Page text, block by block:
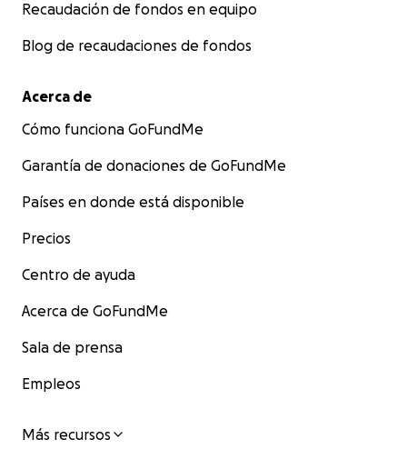
Recaudación de fondos en equipo
Blog de recaudaciones de fondos
Acerca de
Cómo funciona GoFundMe
Garantía de donaciones de GoFundMe
Países en donde está disponible
Precios
Centro de ayuda
Acerca de GoFundMe
Sala de prensa
Empleos
Más recursos